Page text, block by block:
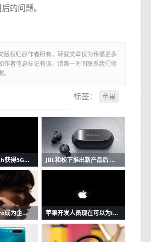
的问题。
版权归原作者所有，转载文章仅为传播更多
作者信息标记有误，请第一时间联系我们修
标签： 苹果
苹果从Wedbush获得5G潜在看涨信号 JBL和松下推出新产品后 苹果AirPods的竞争加剧
苹果AirPods Pro成为企业家最好朋友的3个原因 苹果开发人员现在可以为iOS和Mac应用程序创建单一购买的应用程序版本